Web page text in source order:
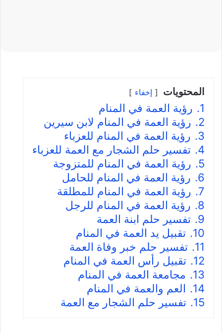
المحتويات إخفاء
1.
رؤية العمة في المنام
2.
رؤية العمة في المنام لابن سيرين
3.
رؤية العمة في المنام للعزباء
4. تفسير حلم الشجار مع العمة للعزباء
5.
رؤية العمة في المنام للمتزوجة
6.
رؤية العمة في المنام للحامل
7.
رؤية العمة في المنام للمطلقة
8.
رؤية العمة في المنام للرجل
9. تفسير حلم ابنة العمة
10. تقبيل يد العمة في المنام
11. تفسير حلم خبر وفاة العمة
12. تقبيل رأس العمة في المنام
13.
مجامعة العمة في المنام
14.
العم والعمة في المنام
15. تفسير حلم الشجار مع العمة